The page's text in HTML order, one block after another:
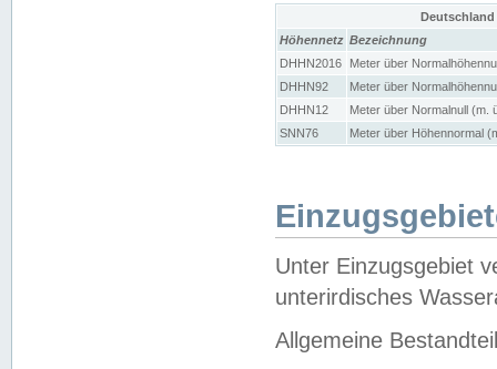
Höhennetz Bezeichnung
DHHN2016
Meter über
DHHN92
Meter über
DHHN12
Meter über Normalnull (m.
SNN76
Meter über Höhennormal
Unter Einzugsgebiet
unterirdisches
Allgemeine